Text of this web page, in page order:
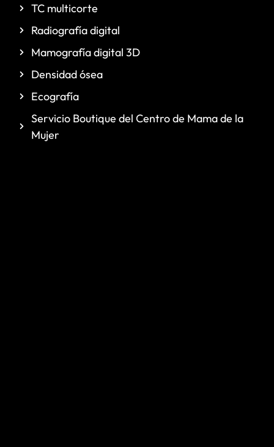
TC multicorte
Radiografía digital
Mamografía digital 3D
Densidad ósea
Ecografía
Servicio Boutique del Centro de Mama de la
Mujer